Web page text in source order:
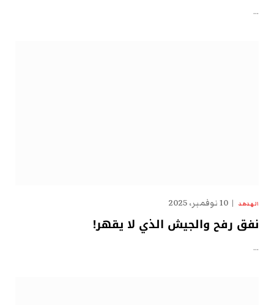
…
الهدهد 10 نوفمبر، 2025
نفق رفح والجيش الذي لا يقهر!
…